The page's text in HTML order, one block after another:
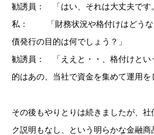
勧誘員： 「はい、それは大丈夫です
私： 「財務状況や格付けはどうな
債発行の目的は何でしょう？」
勧誘員： 「ええと・・、格付けとい
的はあの、当社で資金を集めて運用を
その後もやりとりは続きましたが、
ク説明もなし、という明らかな金融